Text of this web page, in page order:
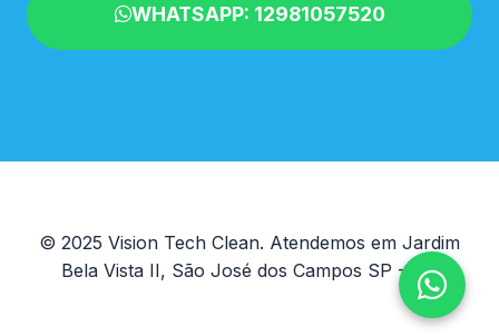
WHATSAPP: 12981057520
© 2025 Vision Tech Clean. Atendemos em Jardim
Bela Vista II, São José dos Campos SP - SP.